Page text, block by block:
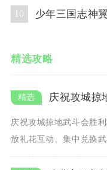
10 少年三国志神
精选攻略
庆祝攻城掠
庆祝攻城掠地武斗会胜
放礼花互动、集中兑换武